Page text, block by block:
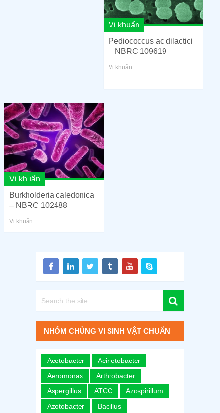
Vi khuẩn
Pediococcus acidilactici
– NBRC 109619
Vi khuẩn
Vi khuẩn
Burkholderia caledonica
– NBRC 102488
Vi khuẩn
NHÓM CHỦNG VI SINH VẬT CHUẨN
Acetobacter
Acinetobacter
Aeromonas
Arthrobacter
Aspergillus
ATCC
Azospirillum
Azotobacter
Bacillus